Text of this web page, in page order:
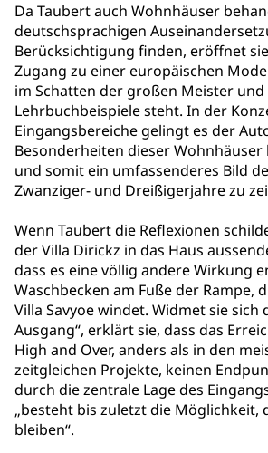
Da Taubert auch Wohnhäuser
deutschsprachigen
Berücksichtigung finden, eröffnet
Zugang zu einer europäischen
im Schatten der großen Meister
Lehrbuchbeispiele steht. In der
Eingangsbereiche gelingt es der
Besonderheiten dieser
und somit ein umfassenderes Bild
Zwanziger- und Dreißigerjahre zu
Wenn Taubert die Reflexionen
der Villa Dirickz in das Haus
dass es eine völlig andere Wirkung
Waschbecken am Fuße der Rampe,
Villa Savyoe windet. Widmet sie sich
Ausgang“, erklärt sie, dass das
High and Over, anders als in den
zeitgleichen Projekte, keinen
durch die zentrale Lage des
„besteht bis zuletzt die Möglichkeit,
bleiben“.